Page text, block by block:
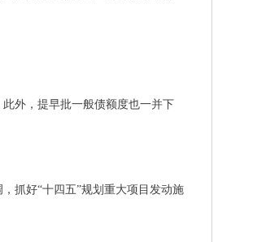
外，提早批一般债额度也一并下
，抓好“十四五”规划重大项目发动施